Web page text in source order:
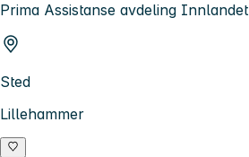
Prima Assistanse avdeling Innlandet
Sted
Lillehammer